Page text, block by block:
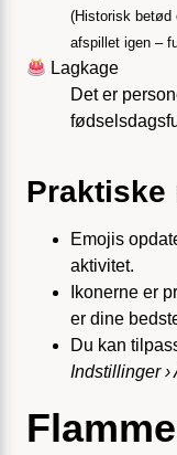
(Historisk betød
afspillet igen –
Lagkage
Det er
Praktiske
Emojis
aktivitet.
Ikonerne er
er dine
Du kan
Indstillinger ›